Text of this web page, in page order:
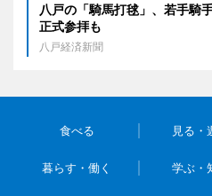
八戸の「騎馬打毬」、若手
正式参拝も
八戸経済新聞
食べる 見る・
暮らす・働く 学ぶ・